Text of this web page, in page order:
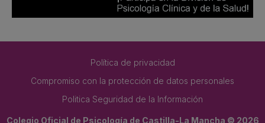
Política de privacidad
Compromiso con la protección de datos personales
Politica Seguridad de la Información
Colegio Oficial de Psicología de Castilla-La Mancha © 2026